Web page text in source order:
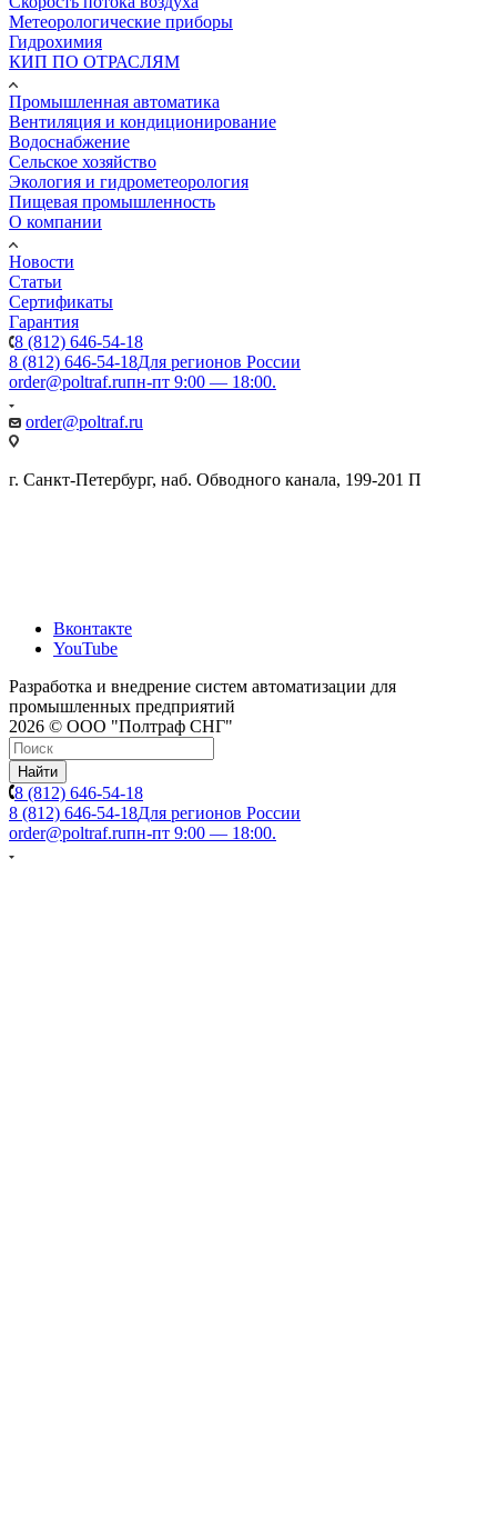
Метеорологические приборы
Гидрохимия
КИП ПО ОТРАСЛЯМ
Промышленная автоматика
Вентиляция и кондиционирование
Водоснабжение
Сельское хозяйство
Экология и гидрометеорология
Пищевая промышленность
О компании
Новости
Статьи
Сертификаты
Гарантия
8 (812) 646-54-18
8 (812) 646-54-18Для регионов России
order@poltraf.ruпн-пт 9:00 — 18:00.
order@poltraf.ru
г. Санкт-Петербург, наб. Обводного канала, 199-201 П
Вконтакте
YouTube
Разработка и внедрение систем автоматизации для
промышленных предприятий
2026 © ООО "Полтраф СНГ"
Найти
8 (812) 646-54-18
8 (812) 646-54-18Для регионов России
order@poltraf.ruпн-пт 9:00 — 18:00.